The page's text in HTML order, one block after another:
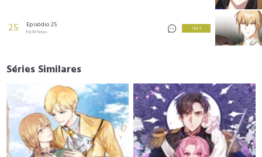
25 Episódio 25
há 16 horas
1 KEY
Séries Similares